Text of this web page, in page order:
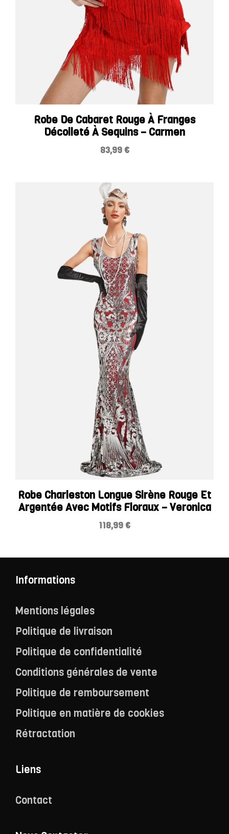
Robe De Cabaret Rouge À Franges
Décolleté À Sequins – Carmen
83,99 €
Robe Charleston Longue Sirène Rouge Et
Argentée Avec Motifs Floraux – Veronica
118,99 €
Informations
Mentions légales
Politique de livraison
Politique de confidentialité
Conditions générales de vente
Politique de remboursement
Politique en matière de cookies
Rétractation
Liens
Contact